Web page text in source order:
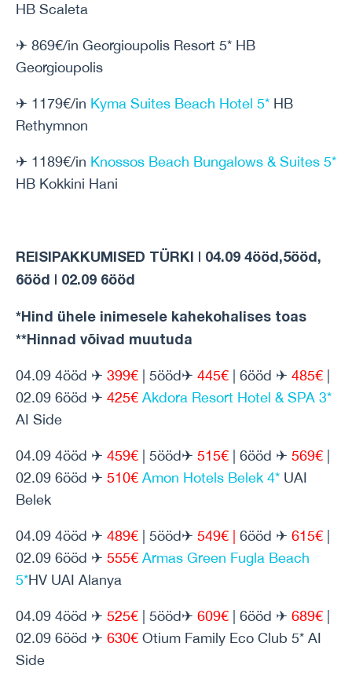
HB Scaleta
✈ 869€/in Georgioupolis Resort 5* HB
Georgioupolis
✈ 1179€/in Kyma Suites Beach Hotel 5* HB
Rethymnon
✈ 1189€/in Knossos Beach Bungalows & Suites 5*
HB Kokkini Hani
REISIPAKKUMISED TÜRKI | 04.09 4ööd,5ööd,
6ööd | 02.09 6ööd
*Hind ühele inimesele kahekohalises toas
**Hinnad võivad muutuda
04.09 4ööd ✈ 399€ | 5ööd✈ 445€ | 6ööd ✈ 485€
02.09 6ööd ✈ 425€ Akdora Resort Hotel & SPA 3*
AI Side
04.09 4ööd ✈ 459€ | 5ööd✈ 515€ | 6ööd ✈ 569€
02.09 6ööd ✈ 510€ Amon Hotels Belek 4* UAI
Belek
04.09 4ööd ✈ 489€ | 5ööd✈ 549€ | 6ööd ✈ 615€
02.09 6ööd ✈ 555€ Armas Green Fugla Beach
5*HV UAI Alanya
04.09 4ööd ✈ 525€ | 5ööd✈ 609€ | 6ööd ✈ 689€
02.09 6ööd ✈ 630€ Otium Family Eco Club 5* AI
Side